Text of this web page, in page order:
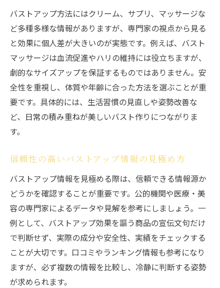
バストアップを促す理想的な生活リズムと
は
食事と睡眠がバストアップに与える影響
女性ホルモンとバストアップの関係性を知
る
日常でできるバストアップケアの具体例
習慣の見直しでバストアップ効果を高める
方法
ワイルドヤムの効果とバストアップの関係性
ワイルドヤムがバストアップに与える影響
とは
ワイルドヤムの有効成分と効果すごい理由
バストアップを目指す人へのワイルドヤム
活用法
サプリ選びで注目されるワイルドヤムの特
徴
バストアップ方法にはクリーム、サプリ、マッサージな
ど多種多様な情報がありますが、専門家の視点から見る
と効果に個人差が大きいのが実態です。例えば、バスト
マッサージは血流促進やハリの維持には役立ちますが、
劇的なサイズアップを保証するものではありません。安
全性を重視し、体質や年齢に合った方法を選ぶことが重
要です。具体的には、生活習慣の見直しや姿勢改善な
ど、日常の積み重ねが美しいバスト作りにつながりま
す。
信頼性の高いバストアップ情報の見極め方
バストアップ情報を見極める際は、信頼できる情報源か
どうかを確認することが重要です。公的機関や医療・美
容の専門家によるデータや見解を参考にしましょう。一
例として、バストアップ効果を謳う商品の宣伝文句だけ
で判断せず、実際の成分や安全性、実績をチェックする
ことが大切です。口コミやランキング情報も参考になり
ますが、必ず複数の情報を比較し、冷静に判断する姿勢
が求められます。